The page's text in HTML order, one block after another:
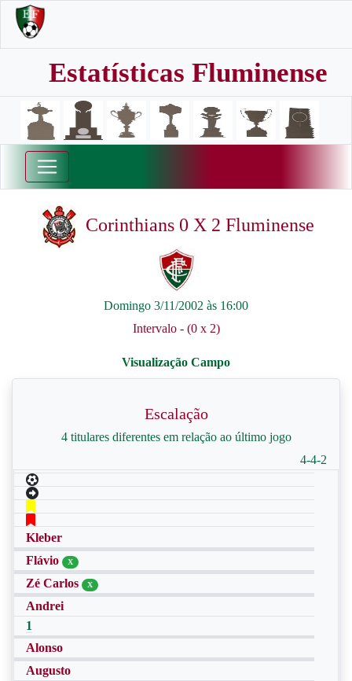
Estatísticas Fluminense
Corinthians 0 X 2 Fluminense
Domingo 3/11/2002 às 16:00
Intervalo - (0 x 2)
Escalação
4 titulares diferentes em relação ao último jogo
4-4-2
Kleber
Flávio
X
Zé Carlos X
Andrei
1
Alonso
Augusto